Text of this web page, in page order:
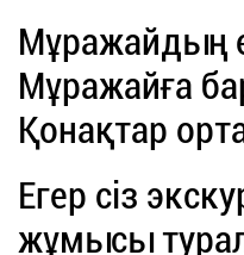
Мұражайдың
Мұражайға
Қонақтар
Егер сіз
жұмысы